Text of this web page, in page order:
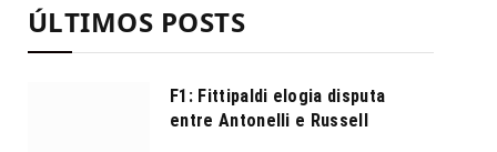
ÚLTIMOS POSTS
F1: Fittipaldi elogia disputa
entre Antonelli e Russell